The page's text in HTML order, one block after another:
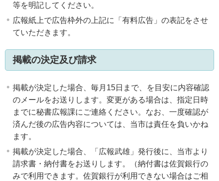
等を明記してください。
広報紙上で広告枠外の上記に「有料広告」の表記をさせ
ていただきます。
掲載の決定及び請求
掲載が決定した場合、毎月15日まで、を目安に内容確認
のメールをお送りします。変更がある場合は、指定日時
までに秘書広報課にご連絡ください。なお、一度確認が
済んだ後の広告内容については、当市は責任を負いかね
ます。
掲載が決定した場合、「広報武雄」発行後に、当市より
請求書・納付書をお送りします。（納付書は佐賀銀行の
みで利用できます。佐賀銀行が利用できない場合はご相